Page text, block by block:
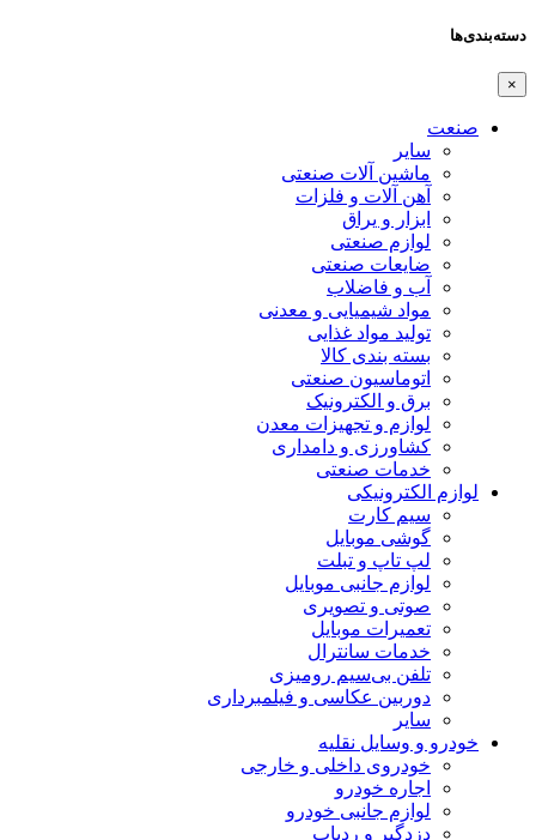
دسته‌بندی‌ها
×
صنعت
سایر
ماشین آلات صنعتی
آهن آلات و فلزات
ابزار و یراق
لوازم صنعتی
ضایعات صنعتی
آب و فاضلاب
مواد شیمیایی و معدنی
تولید مواد غذایی
بسته بندی کالا
اتوماسیون صنعتی
برق و الکترونیک
لوازم و تجهیزات معدن
کشاورزی و دامداری
خدمات صنعتی
لوازم الکترونیکی
سیم کارت
گوشی موبایل
لپ تاپ و تبلت
لوازم جانبی موبایل
صوتی و تصویری
تعمیرات موبایل
خدمات سانترال
تلفن بی‌سیم رومیزی
دوربین عکاسی و فیلمبرداری
سایر
خودرو و وسایل نقلیه
خودروی داخلی و خارجی
اجاره خودرو
لوازم جانبی خودرو
دزدگیر و ردیاب